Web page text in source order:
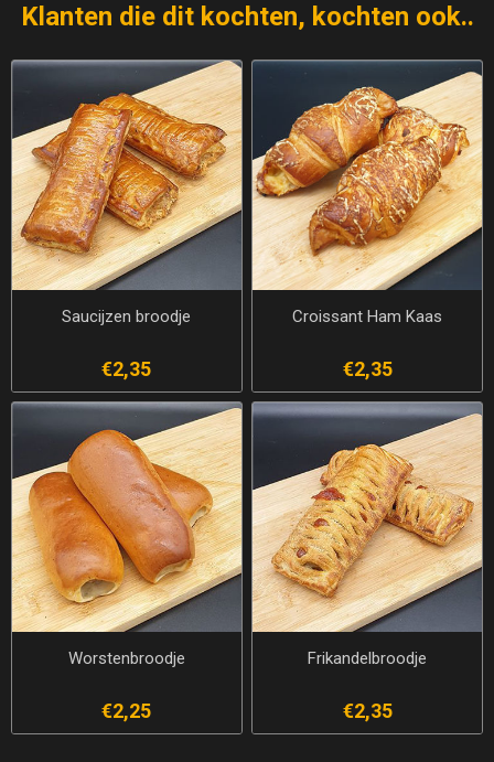
Klanten die dit kochten, kochten ook..
Saucijzen broodje
€2,35
Croissant Ham Kaas
€2,35
Worstenbroodje
€2,25
Frikandelbroodje
€2,35